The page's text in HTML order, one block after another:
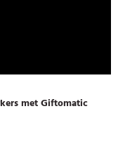
met Giftomatic